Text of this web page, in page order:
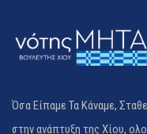
Όσα Είπαμε Τα Κάναμε,
στην ανάπτυξη της Χίου,